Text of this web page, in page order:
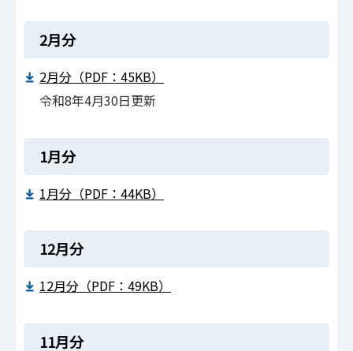
2月分
2月分（PDF：45KB）
令和8年4月30日更新
1月分
1月分（PDF：44KB）
12月分
12月分（PDF：49KB）
11月分